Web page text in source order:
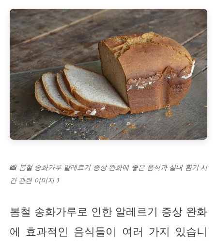
📸 봄철 송화가루 알레르기 증상 완화에 좋은 음식과 실내 환기 시
간 관련 이미지 1
봄철 송화가루로 인한 알레르기 증상 완화
에 효과적인 음식들이 여러 가지 있습니